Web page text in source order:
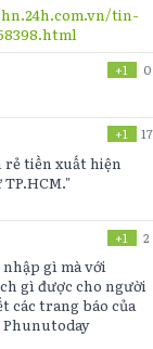
tin-
+1 0
+1 17
tiền xuất hiện
+1 2
gì mà với
gì được cho người
các trang báo của
Phunutoday